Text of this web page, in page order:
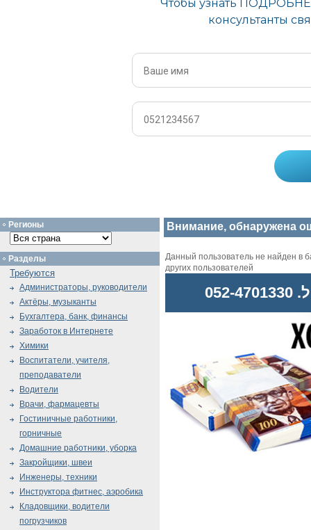
Внимание, обнаружена
Данный пользователь не найден в
других пользователей
Регионы
Разделы
Требуются
Администраторы, руководители
Актёры, музыканты
Бухгалтера, банк, финансы
Заработок в Интернете
Химики
Воспитатели, учителя,
преподаватели
Водители
Врачи, фармацевты
Гостиничные работники,
горничные
Домашние работники, уборка
Закройщики, швеи
Инженеры, техники
Инструктора фитнес, аэробика
Кладовщики, водители
погрузчиков